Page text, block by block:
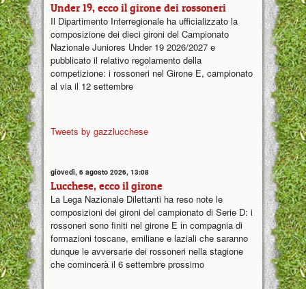
Under 19, ecco il girone dei rossoneri
Il Dipartimento Interregionale ha ufficializzato la
composizione dei dieci gironi del Campionato
Nazionale Juniores Under 19 2026/2027 e
pubblicato il relativo regolamento della
competizione: i rossoneri nel Girone E, campionato
al via il 12 settembre
Tweets by gazzlucchese
giovedì, 6 agosto 2026, 13:08
Lucchese, ecco il girone
La Lega Nazionale Dilettanti ha reso note le
composizioni dei gironi del campionato di Serie D: i
rossoneri sono finiti nel girone E in compagnia di
formazioni toscane, emiliane e laziali che saranno
dunque le avversarie dei rossoneri nella stagione
che comincerà il 6 settembre prossimo